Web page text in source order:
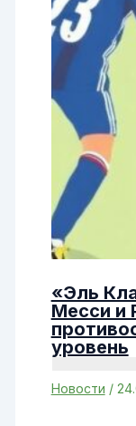
«Эль
Месси и
уровень
Новости /